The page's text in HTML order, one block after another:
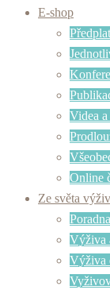
E-shop
Videa
Online
Ze světa
Poradna
Výživa
Výživa